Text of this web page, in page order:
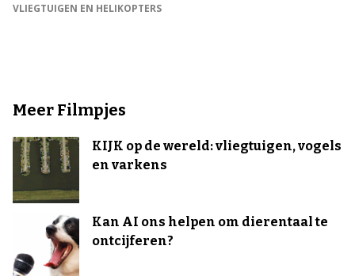
VLIEGTUIGEN EN HELIKOPTERS
Meer Filmpjes
KIJK op de wereld: vliegtuigen, vogels
en varkens
Kan AI ons helpen om dierentaal te
ontcijferen?